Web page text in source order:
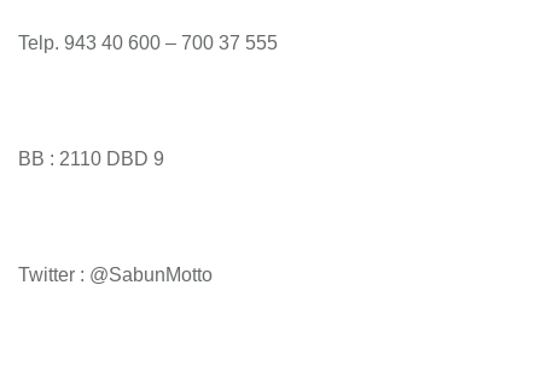
Telp. 943 40 600 – 700 37 555
BB : 2110 DBD 9
Twitter : @SabunMotto